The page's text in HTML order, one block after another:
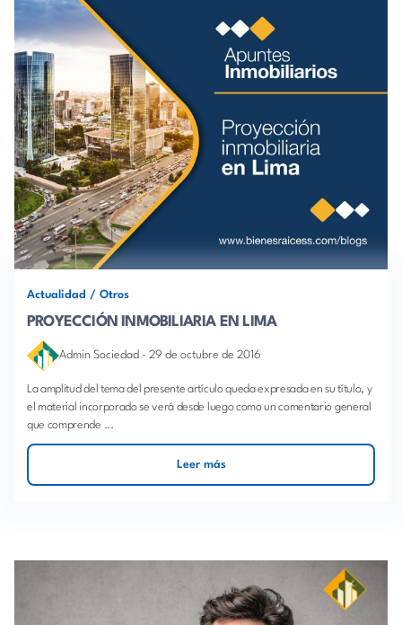
Actualidad / Otros
PROYECCIÓN INMOBILIARIA EN LIMA
Admin Sociedad - 29 de octubre de 2016
La amplitud del tema del presente artículo queda expresada en su título, y
el material incorporado se verá desde luego como un comentario general
que comprende ...
Leer más